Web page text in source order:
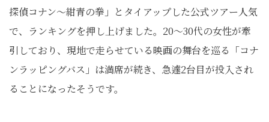
探偵コナン～紺青の拳」とタイアップした公式ツアー人気
で、ランキングを押し上げました。20～30代の女性が牽
引しており、現地で走らせている映画の舞台を巡る「コナ
ンラッピングバス」は満席が続き、急遽2台目が投入され
ることになったそうです。